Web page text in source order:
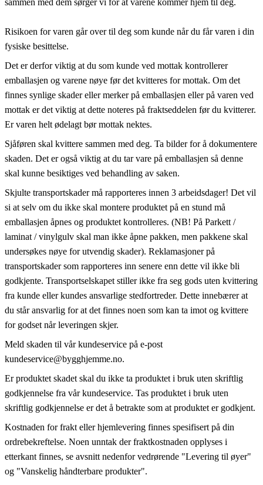
sammen med dem sørger vi for at varene kommer hjem til deg.
Risikoen for varen går over til deg som kunde når du får varen i din
fysiske besittelse.
Det er derfor viktig at du som kunde ved mottak kontrollerer
emballasjen og varene nøye før det kvitteres for mottak. Om det
finnes synlige skader eller merker på emballasjen eller på varen ved
mottak er det viktig at dette noteres på fraktseddelen før du kvitterer.
Er varen helt ødelagt bør mottak nektes.
Sjåføren skal kvittere sammen med deg. Ta bilder for å dokumentere
skaden. Det er også viktig at du tar vare på emballasjen så denne
skal kunne besiktiges ved behandling av saken.
Skjulte transportskader må rapporteres innen 3 arbeidsdager! Det vil
si at selv om du ikke skal montere produktet på en stund må
emballasjen åpnes og produktet kontrolleres. (NB! På Parkett /
laminat / vinylgulv skal man ikke åpne pakken, men pakkene skal
undersøkes nøye for utvendig skader). Reklamasjoner på
transportskader som rapporteres inn senere enn dette vil ikke bli
godkjente. Transportselskapet stiller ikke fra seg gods uten kvittering
fra kunde eller kundes ansvarlige stedfortreder. Dette innebærer at
du står ansvarlig for at det finnes noen som kan ta imot og kvittere
for godset når leveringen skjer.
Meld skaden til vår kundeservice på e-post
kundeservice@bygghjemme.no.
Er produktet skadet skal du ikke ta produktet i bruk uten skriftlig
godkjennelse fra vår kundeservice. Tas produktet i bruk uten
skriftlig godkjennelse er det å betrakte som at produktet er godkjent.
Kostnaden for frakt eller hjemlevering finnes spesifisert på din
ordrebekreftelse. Noen unntak der fraktkostnaden opplyses i
etterkant finnes, se avsnitt nedenfor vedrørende "Levering til øyer"
og "Vanskelig håndterbare produkter".